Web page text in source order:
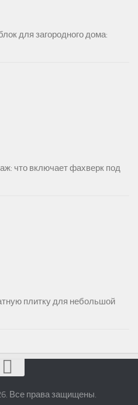
для загородного дома:
что включает фахверк под
плитку для небольшой
Все права защищены.